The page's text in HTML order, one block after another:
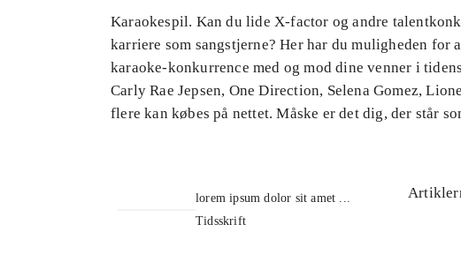
Karaokespil. Kan du lide X-factor og andre
karriere som sangstjerne? Her har du muligheden for
karaoke-konkurrence med og mod dine venner i
Carly Rae Jepsen, One Direction, Selena Gomez,
flere kan købes på nettet. Måske er det dig, der står
lorem ipsum dolor sit amet ...
Tidsskrift